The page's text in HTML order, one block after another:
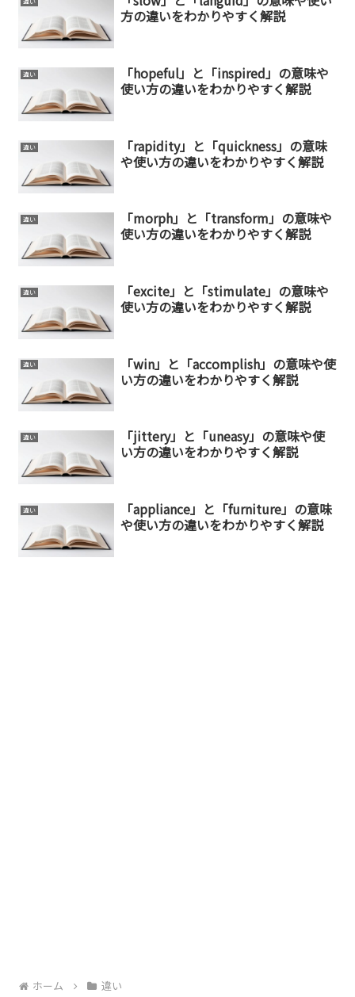
方の違いをわかりやすく解説
違い
「hopeful」と「inspired」の意味や
使い方の違いをわかりやすく解説
違い
「rapidity」と「quickness」の意味
や使い方の違いをわかりやすく解説
違い
「morph」と「transform」の意味や
使い方の違いをわかりやすく解説
違い
「excite」と「stimulate」の意味や
使い方の違いをわかりやすく解説
違い
「win」と「accomplish」の意味や使
い方の違いをわかりやすく解説
違い
「jittery」と「uneasy」の意味や使
い方の違いをわかりやすく解説
違い
「appliance」と「furniture」の意味
や使い方の違いをわかりやすく解説
ホーム 違い